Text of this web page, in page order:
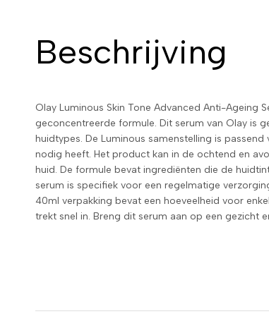
Beschrijving
Olay Luminous Skin Tone Advanced Anti-Ageing
geconcentreerde formule. Dit serum van Olay is
huidtypes. De Luminous samenstelling is
nodig heeft. Het product kan in de ochtend en
huid. De formule bevat ingrediënten die de
serum is specifiek voor een regelmatige
40ml verpakking bevat een hoeveelheid voor
trekt snel in. Breng dit serum aan op een gezicht